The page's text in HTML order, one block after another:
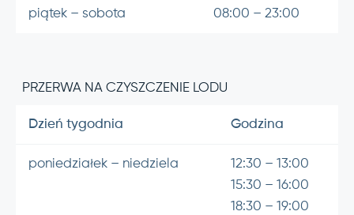
piątek – sobota 08:00 – 23:00
PRZERWA NA CZYSZCZENIE LODU
Dzień tygodnia Godzina
poniedziałek – niedziela
12:30 – 13:00
15:30 – 16:00
18:30 – 19:00